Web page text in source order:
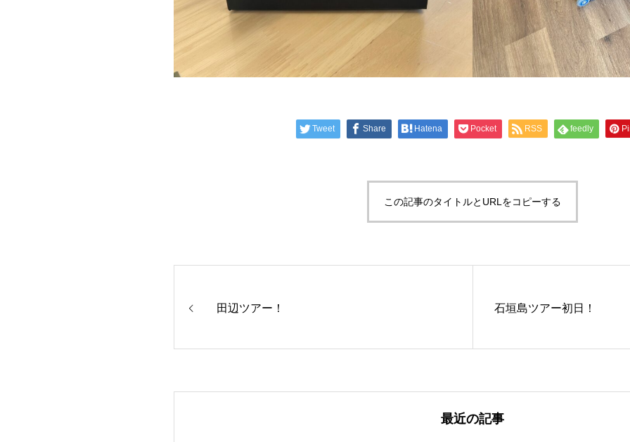
Tweet Share Hatena Pocket RSS feedly
この記事のタイトルとURLをコピーする
田辺ツアー！ 石垣島ツアー初日！
最近の記事